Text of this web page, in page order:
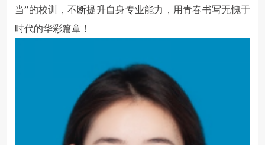
当”的校训，不断提升自身专业能力，用青春书写无愧于
时代的华彩篇章！